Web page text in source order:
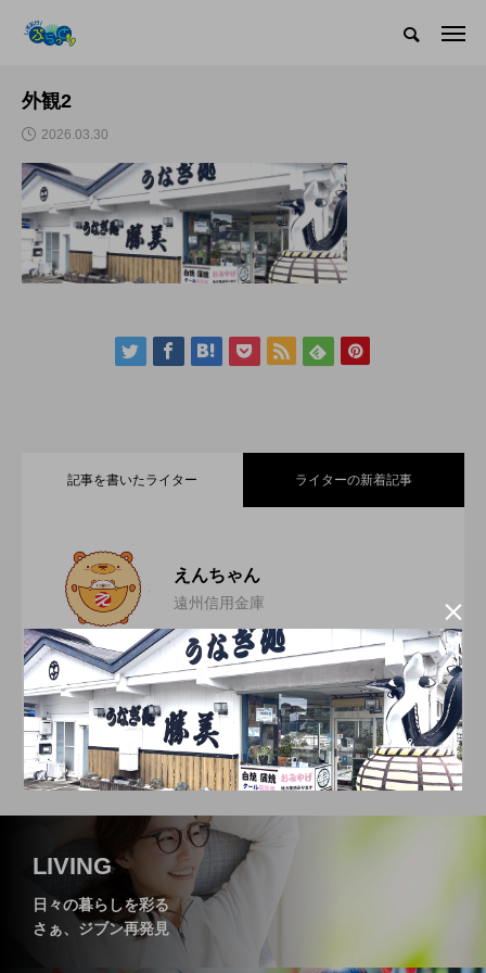
外観2
2026.03.30
記事を書いたライター ライターの新着記事
えんちゃん
遠州信用金庫
ゆとりのくらしのパートナー。遠州信用金庫の福理事
長「えんちゃん」です！地域の魅力と情報をお届けし
ていきます。
2026.07.21
める、遠州名物・【舞阪団子】と【名の
無いラーメン】
2026.07.11 JR新居町駅前のお食事処＆和居酒屋店
【はづき】
2026.06.21 歳を重ねるごとに、さらに美しく！シミ
専門サロン【PRINCESS HEART】
2026.06.11 スイーツやパンで日常に小さな幸せを届
けてくれる、浜松市の【A.C.L ～アルク
～】
2026.05.21 静岡県立森林公園「森の家」にある人気
レストラン【まつぼっくり】
LIVING
日々の暮らしを彩る
さぁ、ジブン再発見
